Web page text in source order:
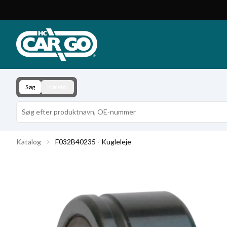
Download
Kontakt
Søg
Katalog F032B40235 - Kugleleje